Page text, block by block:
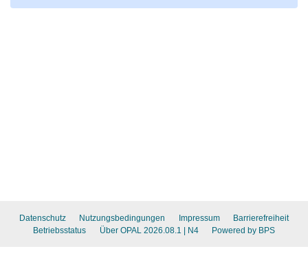
Datenschutz Nutzungsbedingungen Impressum
Barrierefreiheit
Betriebsstatus
Über OPAL 2026.08.1 | N4 Powered by BPS